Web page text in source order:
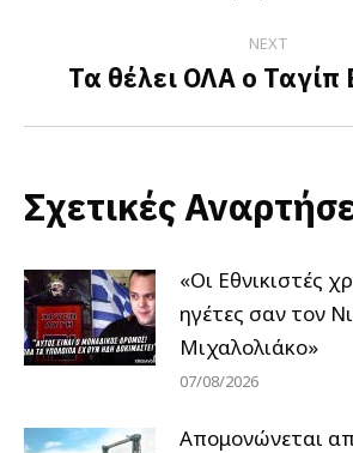
NEXT
Next
Τα θέλει ΟΛΑ ο Ταγίπ
Σχετικές
«Οι Εθνικιστές
ηγέτες σαν τον
Μιχαλολιάκο»
07/08/2026
Απομονώνεται